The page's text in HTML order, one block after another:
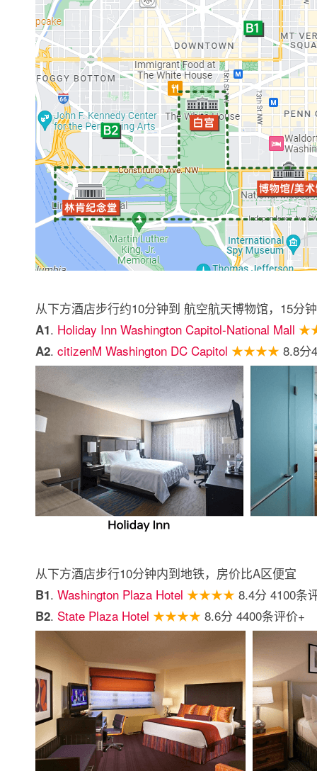
从下方酒店步行约10分钟到 航空航天博物馆，15
A1. Holiday Inn Washington Capitol-National Mall
A2. citizenM Washington DC Capitol ★★★★ 8.8分
从下方酒店步行10分钟内到地铁，房价比A区便宜
B1. Washington Plaza Hotel ★★★★ 8.4分 4100条
B2. State Plaza Hotel ★★★★ 8.6分 4400条评价+